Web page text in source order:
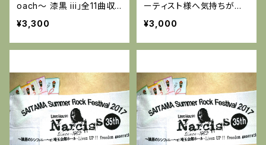
oach～ 漆黒 iii」全11曲収
録(DVD-C)特典付き：オリ
ジナルトートバッグ
¥3,300
ーティスト様へ気持ちが届
くプレゼント)
¥3,000